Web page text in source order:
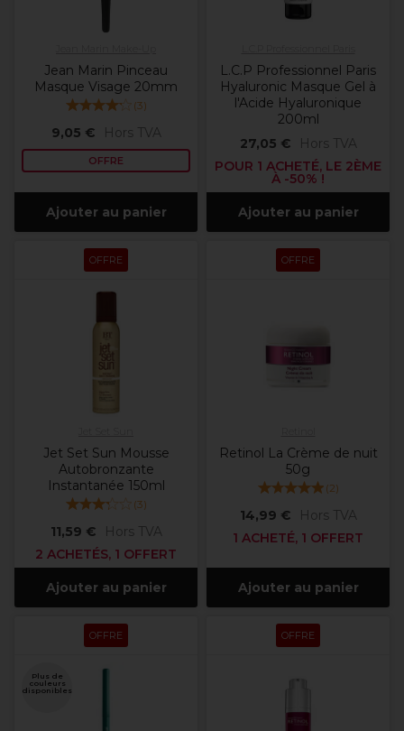
Jean Marin Pinceau
Masque Visage 20mm
(3)
9,05 € Hors TVA
OFFRE
Ajouter au panier
L.C.P Professionnel Paris
Hyaluronic Masque Gel à
l'Acide Hyaluronique
200ml
27,05 €
Hors TVA
POUR 1 ACHETÉ, LE 2ÈME
À -50% !
Ajouter au panier
OFFRE
Jet Set Sun Mousse
Autobronzante
Instantanée 150ml
(3)
11,59 €
Hors TVA
2 ACHETÉS, 1 OFFERT
Ajouter au panier
OFFRE
Retinol La Crème de nuit
50g
(2)
14,99 €
Hors TVA
1 ACHETÉ, 1 OFFERT
Ajouter au panier
OFFRE
Plus de
couleurs
disponibles
OFFRE